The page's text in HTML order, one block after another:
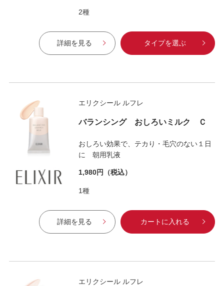
2種
詳細を見る タイプを選ぶ
エリクシール ルフレ
バランシング おしろいミルク Ｃ
おしろい効果で、テカり・毛穴のない１日
に 朝用乳液
1,980円 （税込）
1種
詳細を見る カートに入れる
エリクシール ルフレ